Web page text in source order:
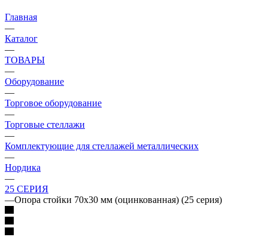
Главная
—
Каталог
—
ТОВАРЫ
—
Оборудование
—
Торговое оборудование
—
Торговые стеллажи
—
Комплектующие для стеллажей металлических
—
Нордика
—
25 СЕРИЯ
—Опора стойки 70х30 мм (оцинкованная) (25 серия)